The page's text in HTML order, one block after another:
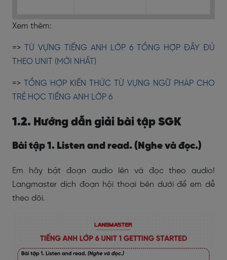
Xem thêm:
=>
TỪ VỰNG TIẾNG ANH LỚP 6 TỔNG HỢP ĐẦY ĐỦ
THEO UNIT (MỚI NHẤT)
=>
TỔNG HỢP KIẾN THỨC TỪ VỰNG NGỮ PHÁP CHO
TRẺ HỌC TIẾNG ANH LỚP 6
1.2. Hướng dẫn giải bài tập SGK
Bài tập 1. Listen and read. (Nghe và đọc.)
Em hãy bật đoạn audio lên và đọc theo audio!
Langmaster dịch đoạn hội thoại bên dưới để em dễ
theo dõi.